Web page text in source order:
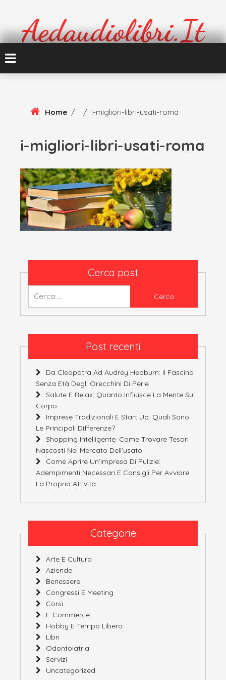
Aedaudiolibri.it
Home / / i-migliori-libri-usati-roma
i-migliori-libri-usati-roma
Cerca post
Post recenti
Da Cleopatra Ad Audrey Hepburn: Il Fascino
Senza Età Degli Orecchini Di Perle
Salute E Relax: Quanto Influisce La Mente Sul
Corpo
Imprese Tradizionali E Start Up: Quali Sono
Le Principali Differenze?
Shopping Intelligente: Come Trovare Tesori
Nascosti Nel Mercato Dell’usato
Come Aprire Un’impresa Di Pulizie:
Adempimenti Necessari E Consigli Per Avviare
La Propria Attività
Categorie
Arte E Cultura
Aziende
Benessere
Congressi E Meeting
Corsi
E-Commerce
Hobby E Tempo Libero
Libri
Odontoiatria
Servizi
Uncategorized